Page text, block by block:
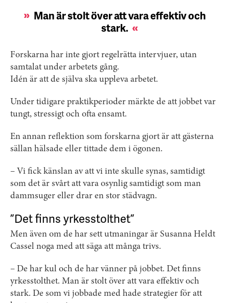
Man är stolt över att vara effektiv och
stark.
Forskarna har inte gjort regelrätta intervjuer, utan
samtalat under arbetets gång.
Idén är att de själva ska uppleva arbetet.
Under tidigare praktikperioder märkte de att jobbet var
tungt, stressigt och ofta ensamt.
En annan reflektion som forskarna gjort är att gästerna
sällan hälsade eller tittade dem i ögonen.
– Vi fick känslan av att vi inte skulle synas, samtidigt
som det är svårt att vara osynlig samtidigt som man
dammsuger eller drar en stor städvagn.
”Det finns yrkesstolthet”
Men även om de har sett utmaningar är Susanna Heldt
Cassel noga med att säga att många trivs.
– De har kul och de har vänner på jobbet. Det finns
yrkesstolthet. Man är stolt över att vara effektiv och
stark. De som vi jobbade med hade strategier för att